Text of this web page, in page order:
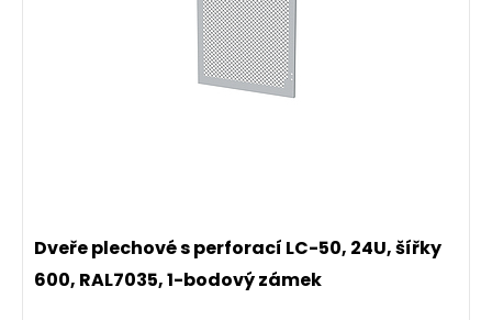
Dveře plechové s perforací LC-50, 24U, šířky
600, RAL7035, 1-bodový zámek